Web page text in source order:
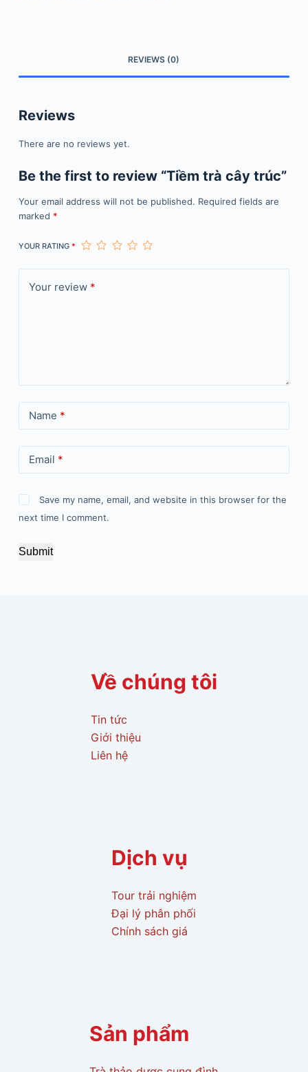
REVIEWS (0)
Reviews
There are no reviews yet.
Be the first to review “Tiềm trà cây trúc”
Your email address will not be published. Required fields are
marked *
YOUR RATING *
Your review *
Name *
Email *
Save my name, email, and website in this browser for the
next time I comment.
Submit
Về chúng tôi
Tin tức
Giới thiệu
Liên hệ
Dịch vụ
Tour trải nghiệm
Đại lý phân phối
Chính sách giá
Sản phẩm